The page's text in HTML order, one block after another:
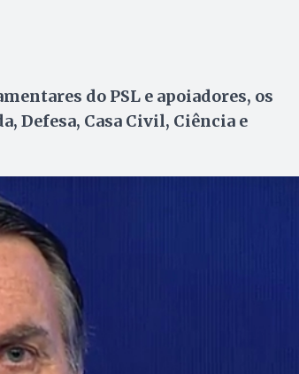
do PSL e apoiadores, os
Defesa, Casa Civil, Ciência e